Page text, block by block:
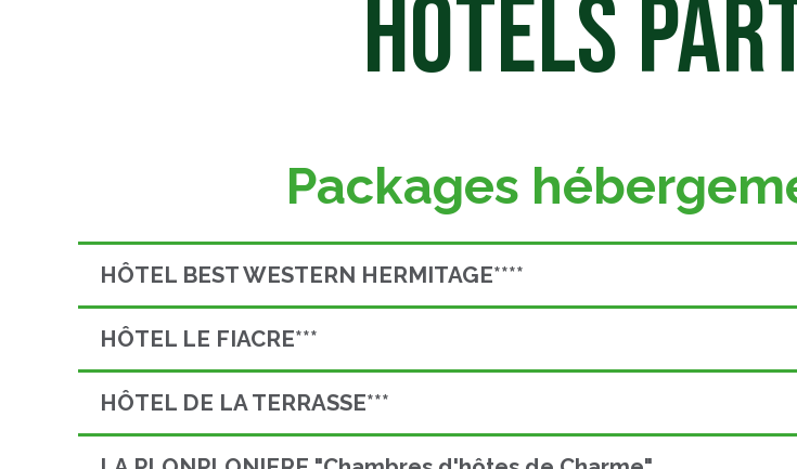
HÔTELS
Packages
HÔTEL BEST WESTERN HERMITAGE****
HÔTEL LE FIACRE***
HÔTEL DE LA TERRASSE***